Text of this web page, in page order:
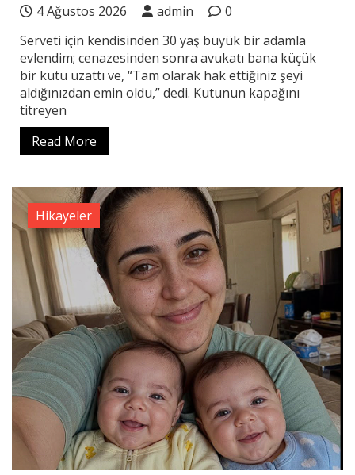
4 Ağustos 2026 admin
0
Serveti için kendisinden 30 yaş büyük bir adamla
evlendim; cenazesinden sonra avukatı bana küçük
bir kutu uzattı ve, “Tam olarak hak ettiğiniz şeyi
aldığınızdan emin oldu,” dedi. Kutunun kapağını
titreyen
Read More
Hikayeler